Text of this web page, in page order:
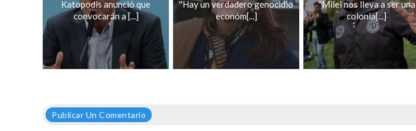
Katopodis anunció que
convocarán a [...]
''Hay un verdadero genocidio
económ[...]
''Milei nos lleva a ser una
colonia[...]
Publicar Un Comentario